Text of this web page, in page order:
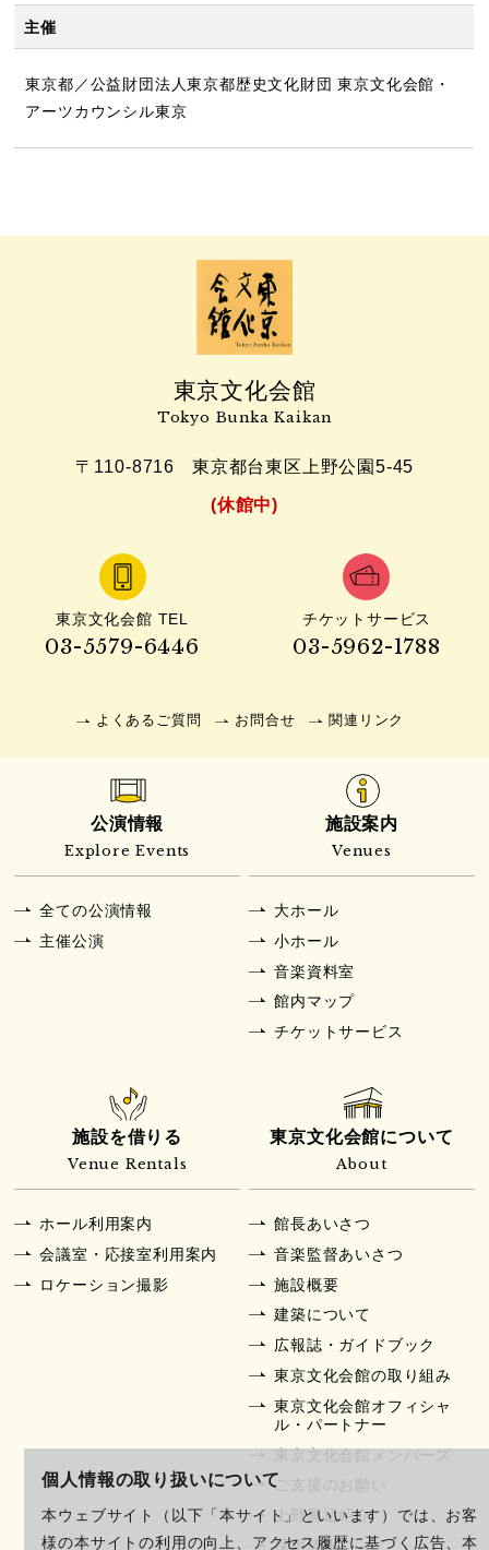
個人情報の取り扱いについて
本ウェブサイト（以下「本サイト」といいます）では、お客
様の本サイトの利用の向上、アクセス履歴に基づく広告、本
主催
東京都／公益財団法人東京都歴史文化財団 東京文化会館・
アーツカウンシル東京
東京文化会館
Tokyo Bunka Kaikan
〒110-8716 東京都台東区上野公園5-45
(休館中)
東京文化会館 TEL
03-5579-6446
チケットサービス
03-5962-1788
よくあるご質問 お問合せ 関連リンク
公演情報
Explore Events
全ての公演情報
主催公演
施設案内
Venues
大ホール
小ホール
音楽資料室
館内マップ
チケットサービス
施設を借りる
Venue Rentals
ホール利用案内
会議室・応接室利用案内
ロケーション撮影
東京文化会館について
About
館長あいさつ
音楽監督あいさつ
施設概要
建築について
広報誌・ガイドブック
東京文化会館の取り組み
東京文化会館オフィシャ
ル・パートナー
東京文化会館メンバーズ
ご支援のお願い
上野周辺紹介
採用情報